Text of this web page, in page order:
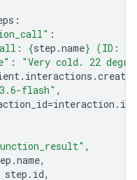
:
:
{step .name} (ID:
:
"Very cold. 22
. interactions .create
flash" ,
=interaction . id
,
.name,
step . id,